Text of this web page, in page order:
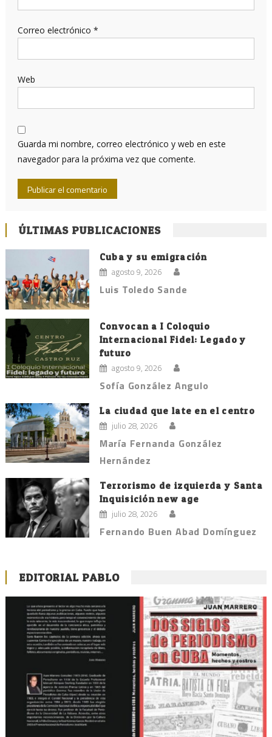
Correo electrónico *
Web
Guarda mi nombre, correo electrónico y web en este
navegador para la próxima vez que comente.
ÚLTIMAS PUBLICACIONES
Cuba y su emigración
agosto 9, 2026
Luis Toledo Sande
Convocan a I Coloquio
Internacional Fidel: Legado y
futuro
agosto 9, 2026
Sofía González Angulo
La ciudad que late en el centro
julio 28, 2026
María Fernanda González
Hernández
Terrorismo de izquierda y Santa
Inquisición new age
julio 28, 2026
Fernando Buen Abad Domínguez
EDITORIAL PABLO